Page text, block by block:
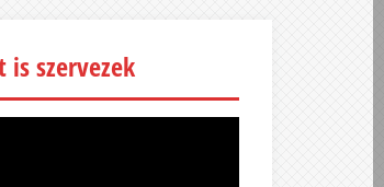
is szervezek